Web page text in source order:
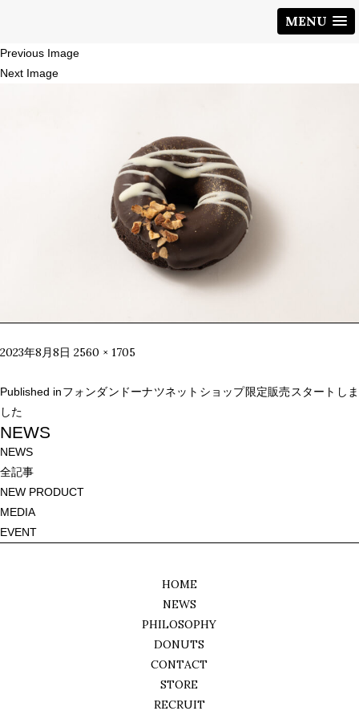
MENU
Previous Image
Next Image
Posted
2023年8月8日 Full
2560 × 1705
投
稿
ナ
ビ
ゲ
ー
シ
ョ
Published inフォンダンドーナツネットショップ限定販売スタートしま
した
NEWS
NEWS
全記事
NEW PRODUCT
MEDIA
EVENT
HOME
NEWS
PHILOSOPHY
DONUTS
CONTACT
STORE
RECRUIT